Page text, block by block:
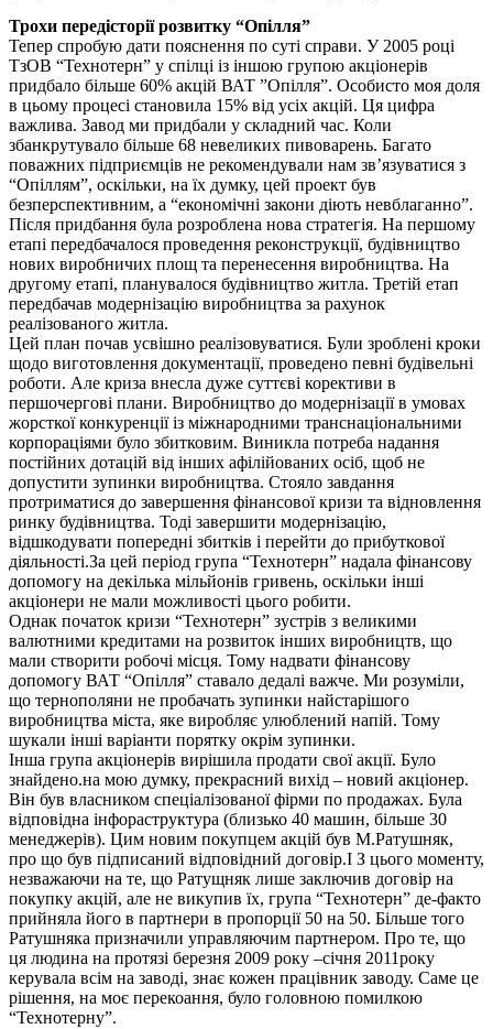
Трохи передісторії розвитку “Опілля”
Тепер спробую дати пояснення по суті справи. У 2005 році
ТзОВ “Технотерн” у спілці із іншою групою акціонерів
придбало більше 60% акцій ВАТ ”Опілля”. Особисто моя доля
в цьому процесі становила 15% від усіх акцій. Ця цифра
важлива. Завод ми придбали у складний час. Коли
збанкрутувало більше 68 невеликих пивоварень. Багато
поважних підприємців не рекомендували нам зв’язуватися з
“Опіллям”, оскільки, на їх думку, цей проект був
безперспективним, а “економічні закони діють невблаганно”.
Після придбання була розроблена нова стратегія. На першому
етапі передбачалося проведення реконструкції, будівництво
нових виробничих площ та перенесення виробництва. На
другому етапі, планувалося будівництво житла. Третій етап
передбачав модернізацію виробництва за рахунок
реалізованого житла.
Цей план почав усвішно реалізовуватися. Були зроблені кроки
щодо виготовлення документації, проведено певні будівельні
роботи. Але криза внесла дуже суттєві корективи в
першочергові плани. Виробництво до модернізації в умовах
жорсткої конкуренції із міжнародними транснаціональними
корпораціями було збитковим. Виникла потреба надання
постійних дотацій від інших афілійованих осіб, щоб не
допустити зупинки виробництва. Стояло завдання
протриматися до завершення фінансової кризи та відновлення
ринку будівництва. Тоді завершити модернізацію,
відшкодувати попередні збитків і перейти до прибуткової
діяльності.За цей період група “Технотерн” надала фінансову
допомогу на декілька мільйонів гривень, оскільки інші
акціонери не мали можливості цього робити.
Однак початок кризи “Технотерн” зустрів з великими
валютними кредитами на розвиток інших виробництв, що
мали створити робочі місця. Тому надвати фінансову
допомогу ВАТ “Опілля” ставало дедалі важче. Ми розуміли,
що тернополяни не пробачать зупинки найстарішого
виробництва міста, яке виробляє улюблений напій. Тому
шукали інші варіанти порятку окрім зупинки.
Інша група акціонерів вирішила продати свої акції. Було
знайдено.на мою думку, прекрасний вихід – новий акціонер.
Він був власником спеціалізованої фірми по продажах. Була
відповідна інфораструктура (близько 40 машин, більше 30
менеджерів). Цим новим покупцем акцій був М.Ратушняк,
про що був підписаний відповідний договір.І З цього моменту,
незважаючи на те, що Ратущняк лише заключив договір на
покупку акцій, але не викупив їх, група “Технотерн” де-факто
прийняла його в партнери в пропорції 50 на 50. Більше того
Ратушняка призначили управляючим партнером. Про те, що
ця людина на протязі березня 2009 року –січня 2011року
керувала всім на заводі, знає кожен працівник заводу. Саме це
рішення, на моє перекоання, було головною помилкою
“Технотерну”.